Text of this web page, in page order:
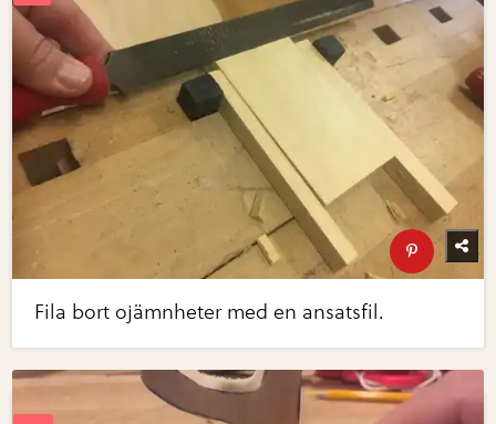
Fila bort ojämnheter med en ansatsfil.